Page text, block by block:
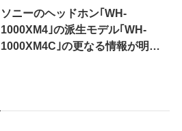
ソニーのヘッドホン｢WH-
1000XM4｣の派生モデル｢WH-
1000XM4C｣の更なる情報が明ら